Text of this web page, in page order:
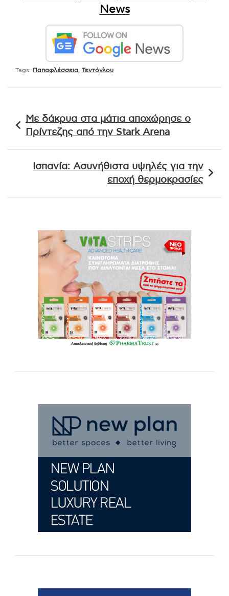
News
Tags: Παπαφλέσσεια Τεντόγλου
άρθρων
Με δάκρυα στα μάτια αποχώρησε ο
Πρίντεζης από την Stark Arena
Ισπανία: Ασυνήθιστα υψηλές για την
εποχή θερμοκρασίες